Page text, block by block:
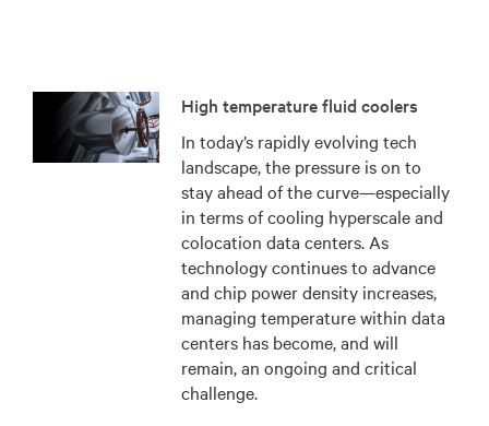
High temperature fluid coolers
In today’s rapidly evolving tech
landscape, the pressure is on to
stay ahead of the curve—especially
in terms of cooling hyperscale and
colocation data centers. As
technology continues to advance
and chip power density increases,
managing temperature within data
centers has become, and will
remain, an ongoing and critical
challenge.